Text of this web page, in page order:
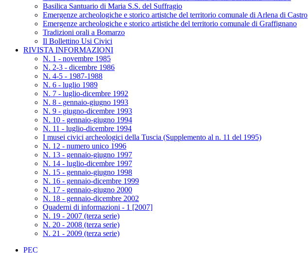
Basilica Santuario di Maria S.S. del Suffragio
Emergenze archeologiche e storico artistche del territorio comunale di Arlena di Castro
Emergenze archeologiche e storico artistiche del territorio comunale di Graffignano
Tradizioni orali a Bomarzo
Il Bollettino Usi Civici
RIVISTA INFORMAZIONI
N. 1 - novembre 1985
N. 2-3 - dicembre 1986
N. 4-5 - 1987-1988
N. 6 - luglio 1989
N. 7 - luglio-dicembre 1992
N. 8 - gennaio-giugno 1993
N. 9 - giugno-dicembre 1993
N. 10 - gennaio-giugno 1994
N. 11 - luglio-dicembre 1994
I musei civici archeologici della Tuscia (Supplemento al n. 11 del 1995)
N. 12 - numero unico 1996
N. 13 - gennaio-giugno 1997
N. 14 - luglio-dicembre 1997
N. 15 - gennaio-giugno 1998
N. 16 - gennaio-dicembre 1999
N. 17 - gennaio-giugno 2000
N. 18 - gennaio-dicembre 2002
Quaderni di informazioni - 1 [2007]
N. 19 - 2007 (terza serie)
N. 20 - 2008 (terza serie)
N. 21 - 2009 (terza serie)
PEC